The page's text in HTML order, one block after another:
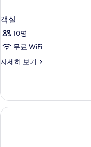
객실
10명
무료 WiFi
자세히 보기
객
히
보
기